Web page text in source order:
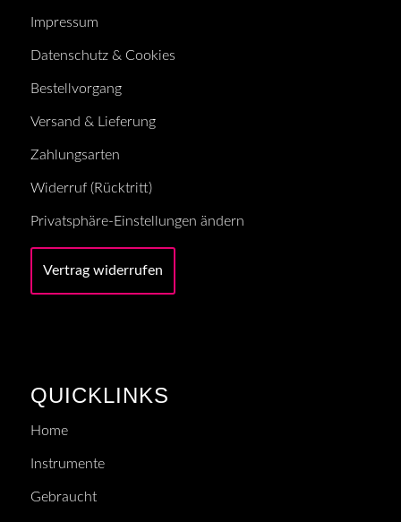
Impressum
Datenschutz & Cookies
Bestellvorgang
Versand & Lieferung
Zahlungsarten
Widerruf (Rücktritt)
Privatsphäre-Einstellungen ändern
Vertrag widerrufen
QUICKLINKS
Home
Instrumente
Gebraucht